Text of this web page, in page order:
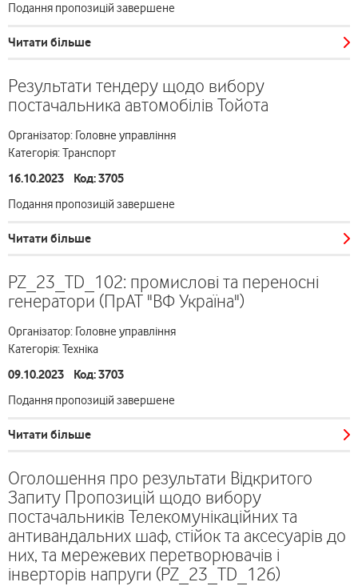
Подання пропозицій завершене
Читати більше
Результати тендеру щодо вибору
постачальника автомобілів Тойота
Організатор: Головне управління
Категорія: Транспорт
16.10.2023 Код: 3705
Подання пропозицій завершене
Читати більше
PZ_23_TD_102: промислові та переносні
генератори (ПрАТ "ВФ Україна")
Організатор: Головне управління
Категорія: Техніка
09.10.2023 Код: 3703
Подання пропозицій завершене
Читати більше
Оголошення про результати Відкритого
Запиту Пропозицій щодо вибору
постачальників Телекомунікаційних та
антивандальних шаф, стійок та аксесуарів до
них, та мережевих перетворювачів і
інверторів напруги (PZ_23_TD_126)